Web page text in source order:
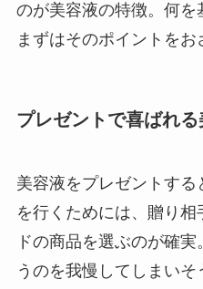
のが美容液の特徴。何を
まずはそのポイントをお
プレゼントで喜ばれ
美容液をプレゼントす
を行くためには、贈り
ドの商品を選ぶのが確
うのを我慢してしまい